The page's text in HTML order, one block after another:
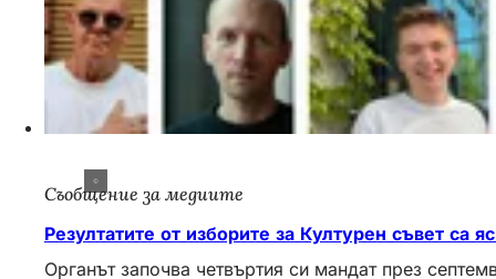
Съобщение за медиите
Резултатите от изборите за Културен съвет са
Органът започва четвъртия си мандат през